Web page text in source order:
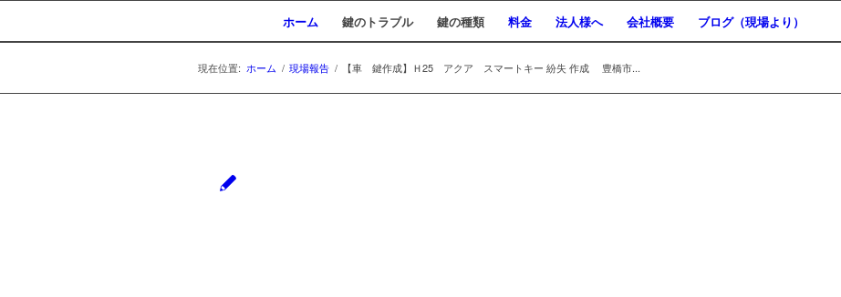
ホーム 鍵のトラブル 鍵の種類 料金 法人様へ 会社概要 ブログ（現場より）
現在位置: ホーム / 現場報告 / 【車 鍵作成】Ｈ25 アクア スマートキー 紛失 作成 豊橋市...